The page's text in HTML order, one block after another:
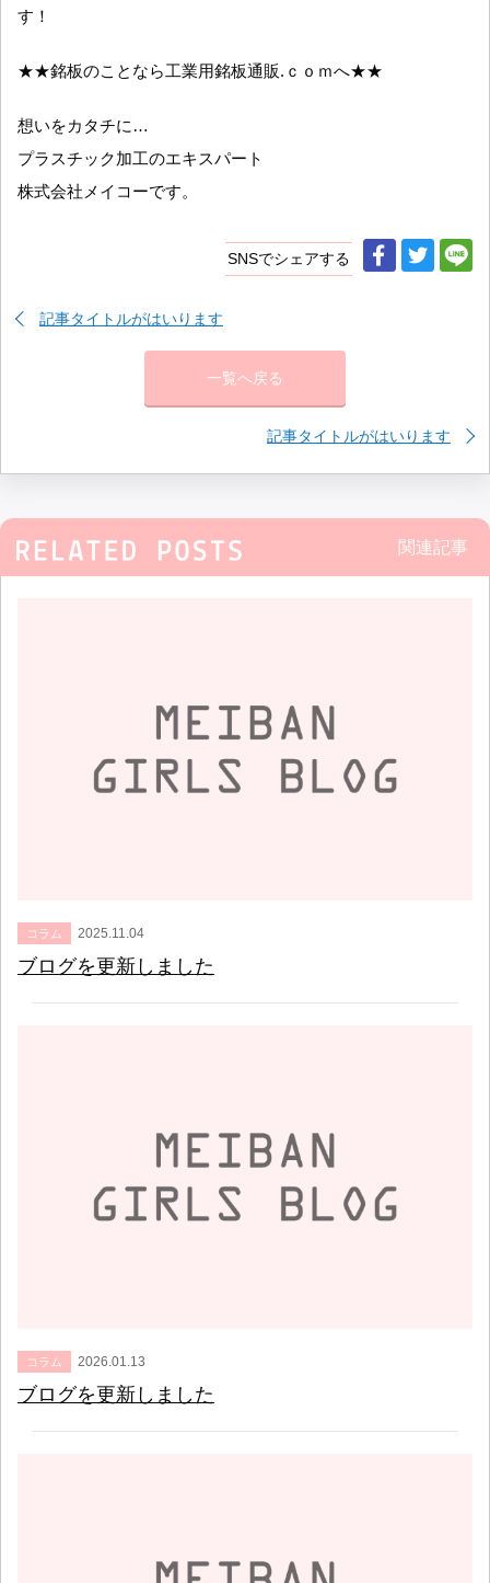
す！
★★銘板のことなら工業用銘板通販.ｃｏｍへ★★
想いをカタチに…
プラスチック加工のエキスパート
株式会社メイコーです。
SNSでシェアする
記事タイトルがはいります
一覧へ戻る
記事タイトルがはいります
関連記事
コラム 2025.11.04
ブログを更新しました
コラム 2026.01.13
ブログを更新しました